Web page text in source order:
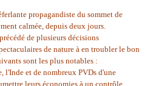
propagandiste du sommet de
calmée, depuis deux jours.
de plusieurs décisions
de nature à en troubler le bon
sont les plus notables :
l'Inde et de nombreux PVDs d'une
leurs économies à un contrôle